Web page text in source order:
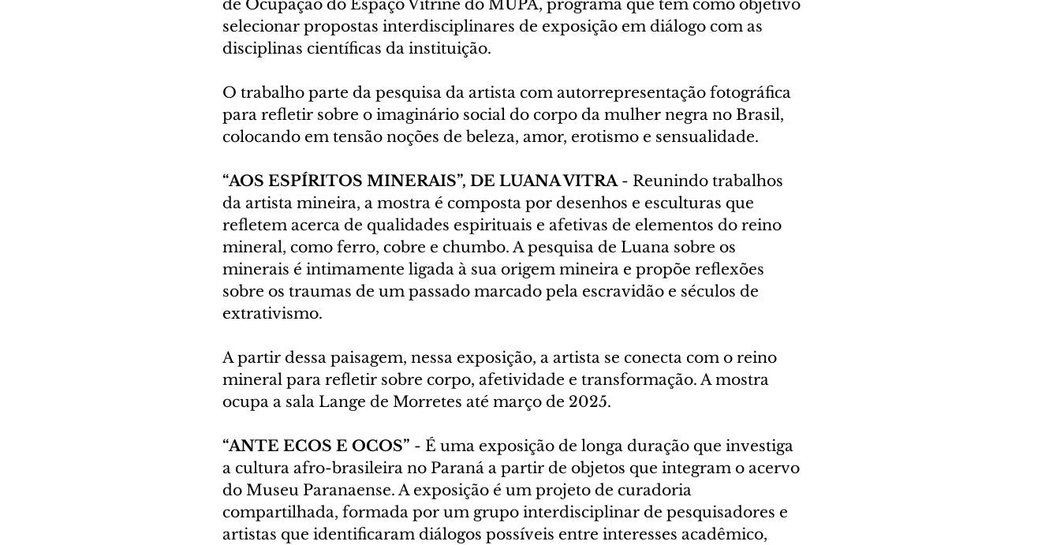
de Ocupação do Espaço Vitrine do MUPA, programa que tem como objetivo
selecionar propostas interdisciplinares de exposição em diálogo com as
disciplinas científicas da instituição.
O trabalho parte da pesquisa da artista com autorrepresentação fotográfica
para refletir sobre o imaginário social do corpo da mulher negra no Brasil,
colocando em tensão noções de beleza, amor, erotismo e sensualidade.
“AOS ESPÍRITOS MINERAIS”, DE LUANA VITRA - Reunindo trabalhos
da artista mineira, a mostra é composta por desenhos e esculturas que
refletem acerca de qualidades espirituais e afetivas de elementos do reino
mineral, como ferro, cobre e chumbo. A pesquisa de Luana sobre os
minerais é intimamente ligada à sua origem mineira e propõe reflexões
sobre os traumas de um passado marcado pela escravidão e séculos de
extrativismo.
A partir dessa paisagem, nessa exposição, a artista se conecta com o reino
mineral para refletir sobre corpo, afetividade e transformação. A mostra
ocupa a sala Lange de Morretes até março de 2025.
“ANTE ECOS E OCOS” - É uma exposição de longa duração que investiga
a cultura afro-brasileira no Paraná a partir de objetos que integram o acervo
do Museu Paranaense. A exposição é um projeto de curadoria
compartilhada, formada por um grupo interdisciplinar de pesquisadores e
artistas que identificaram diálogos possíveis entre interesses acadêmico,